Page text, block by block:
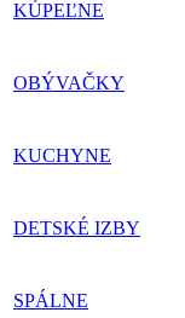
KÚPEĽNE
OBÝVAČKY
KUCHYNE
DETSKÉ IZBY
SPÁLNE